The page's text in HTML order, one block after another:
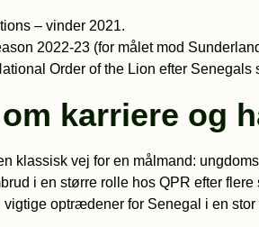
– vinder 2021.
2022-23 (for målet mod
Order of the Lion efter Senegals
karriere og
klassisk vej for en målmand:
i en større rolle hos QPR efter
optrædener for Senegal i en